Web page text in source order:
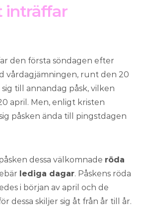
inträffar
den första söndagen efter
vårdagjämningen, runt den 20
till annandag påsk, vilken
april. Men, enligt kristen
påsken ända till pingstdagen
dessa välkomnade röda
lediga dagar. Påskens röda
i början av april och de
dessa skiljer sig åt från år till år.